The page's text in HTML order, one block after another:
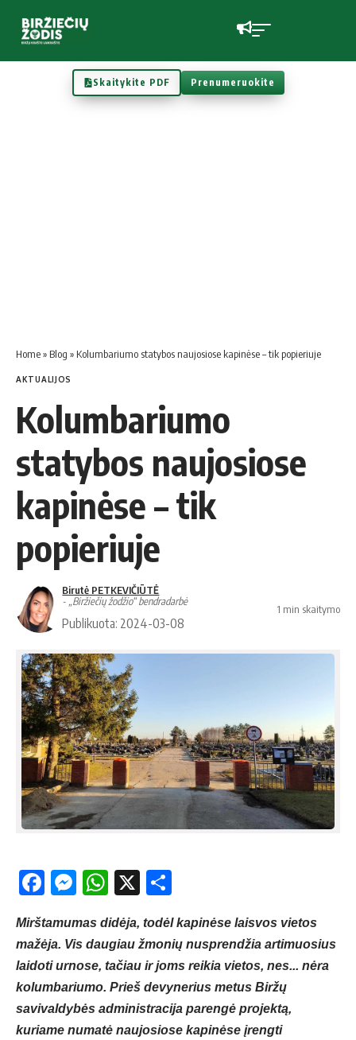
Skaitykite PDF Prenumeruokite
Home» Blog » Kolumbariumo statybos naujosiose kapinėse – tik popieriuje
AKTUALIJOS
Kolumbariumo
statybos naujosiose
kapinėse – tik
popieriuje
Birutė PETKEVIČIŪTĖ
- „Biržiečių žodžio“ bendradarbė
Publikuota: 2024-03-08
1 min skaitymo
Facebook
Messenger
WhatsApp
X
Mirštamumas didėja, todėl kapinėse laisvos vietos
mažėja. Vis daugiau žmonių nusprendžia artimuosius
laidoti urnose, tačiau ir joms reikia vietos, nes... nėra
kolumbariumo. Prieš devynerius metus Biržų
savivaldybės administracija parengė projektą,
kuriame numatė naujosiose kapinėse įrengti